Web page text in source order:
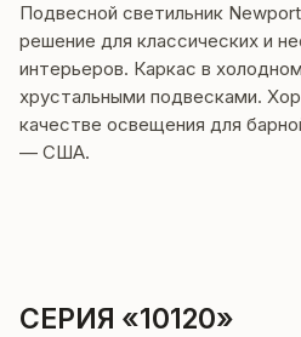
Подвесной светильник
решение для классических и
интерьеров. Каркас в
хрустальными подвесками.
качестве освещения для
— США.
СЕРИЯ «10120»